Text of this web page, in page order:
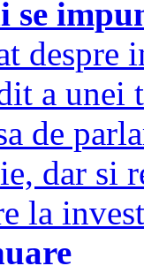
se
despre
a unei
de
dar si
la